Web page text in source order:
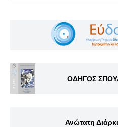
ΟΔΗΓΟΣ
Ανώτατη